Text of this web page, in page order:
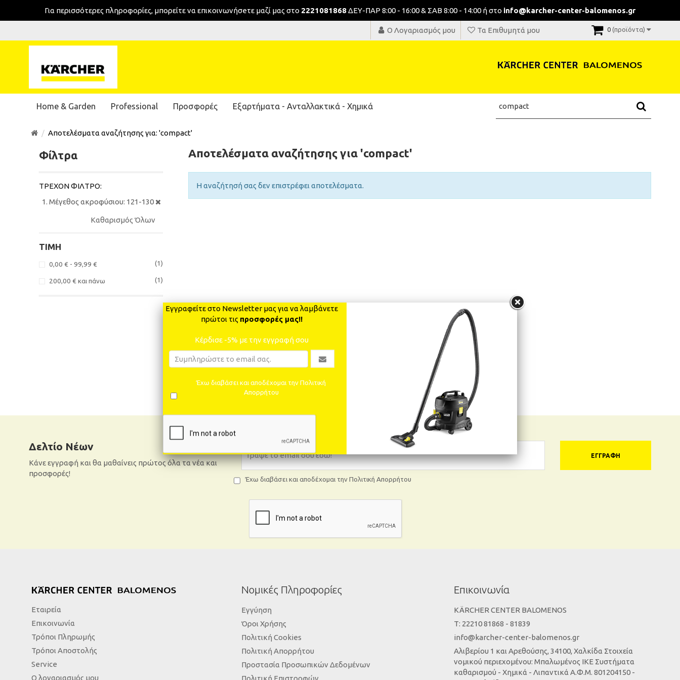
Για περισσότερες πληροφορίες, μπορείτε να επικοινωνήσeτε μαζί μας στο 2221081868ΔΕΥ-ΠΑΡ 8:00 - 16:00 & ΣΑΒ 8:00 - 14:00 ή στο info@karcher-center-balomenos.gr
Ο Λογαριασμός μου Τα Επιθυμητά μου 0 (προϊόντα)
Home & Garden Professional Προσφορές Εξαρτήματα - Ανταλλακτικά - Χημικά
Αποτελέσματα αναζήτησης για: 'compact'
Φίλτρα
ΤΡΈΧΟΝ ΦΊΛΤΡΟ:
Μέγεθος ακροφύσιου: 121-130
Καθαρισμός Όλων
ΤΙΜΉ
0,00 € - 99,99 € (1)
200,00 € και πάνω (1)
Αποτελέσματα αναζήτησης για 'compact'
Η αναζήτησή σας δεν επιστρέφει αποτελέσματα.
Δελτίο Νέων
Κάνε εγγραφή και θα μαθαίνεις πρώτος όλα τα νέα και
προσφορές!
ΕΓΓΡΑΦΉ
Έχω διαβάσει και αποδέχομαι την Πολιτική Απορρήτου
Εταιρεία
Επικοινωνία
Τρόποι Πληρωμής
Τρόποι Αποστολής
Service
Ο λογαριασμός μου
Νομικές Πληροφορίες
Εγγύηση
Όροι Χρήσης
Πολιτική Cookies
Πολιτική Απορρήτου
Προστασία Προσωπικών Δεδομένων
Πολιτική Επιστροφών
Επικοινωνία
KÄRCHER CENTER BALOMENOS
Τ: 22210 81868 - 81839
info@karcher-center-balomenos.gr
Αλιβερίου 1 και Αρεθούσης, 34100, Χαλκίδα Στοιχεία
νομικού περιεχομένου: Μπαλωμένος ΙΚΕ Συστήματα
καθαρισμού - Χημικά - Λιπαντικά Α.Φ.Μ. 801204150 -
Εγγραφείτε στο Newsletter μας για να λαμβάνετε
πρώτοι τις προσφορές μας!!
Κέρδισε -5% με την εγγραφή σου
Έχω διαβάσει και αποδέχομαι την Πολιτική
Απορρήτου